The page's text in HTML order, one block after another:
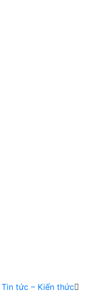
Tin tức – Kiến thức